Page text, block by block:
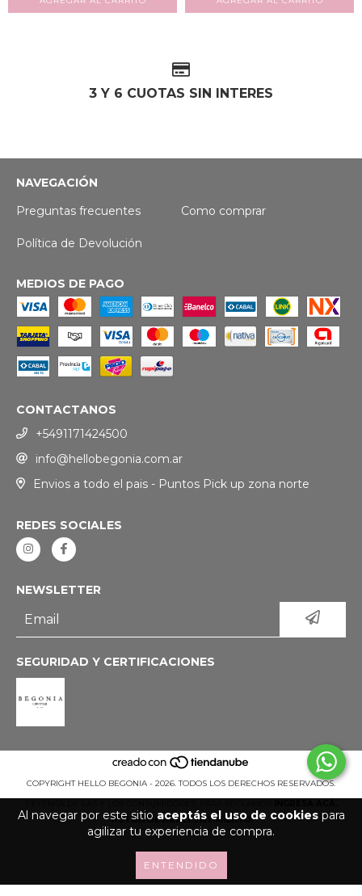
Al navegar por este sitio aceptás el uso de cookiespara
agilizar tu experiencia de compra.
ENTENDIDO
3 Y 6 CUOTAS SIN INTERES
NAVEGACIÓN
Preguntas frecuentes
Como comprar
Política de Devolución
MEDIOS DE PAGO
CONTACTANOS
+5491171424500
info@hellobegonia.com.ar
Envios a todo el pais - Puntos Pick up zona norte
REDES SOCIALES
NEWSLETTER
SEGURIDAD Y CERTIFICACIONES
COPYRIGHT HELLO BEGONIA - 2026. TODOS LOS DERECHOS RESERVADOS.
BOTÓN DE ARREPENTIMIENTO